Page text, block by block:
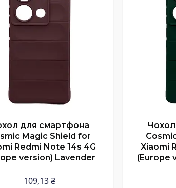
для смартфона
Magic Shield for
Redmi Note 14s 4G
version) Lavender
109,13 ₴
Xiaomi
(Europe